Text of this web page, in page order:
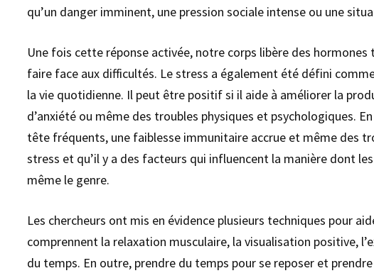
qu’un danger imminent, une pression sociale intense ou une
Une fois cette réponse activée, notre corps libère des
faire face aux difficultés. Le stress a également été défini
la vie quotidienne. Il peut être positif si il aide à améliorer la
d’anxiété ou même des troubles physiques et psychologiques.
tête fréquents, une faiblesse immunitaire accrue et même des
stress et qu’il y a des facteurs qui influencent la manière dont
même le genre.
Les chercheurs ont mis en évidence plusieurs techniques pour
comprennent la relaxation musculaire, la visualisation positive,
du temps. En outre, prendre du temps pour se reposer et